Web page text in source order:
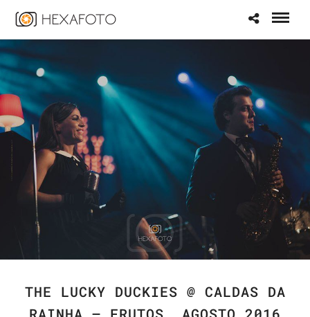
THE LUCKY DUCKIES @ CALDAS DA